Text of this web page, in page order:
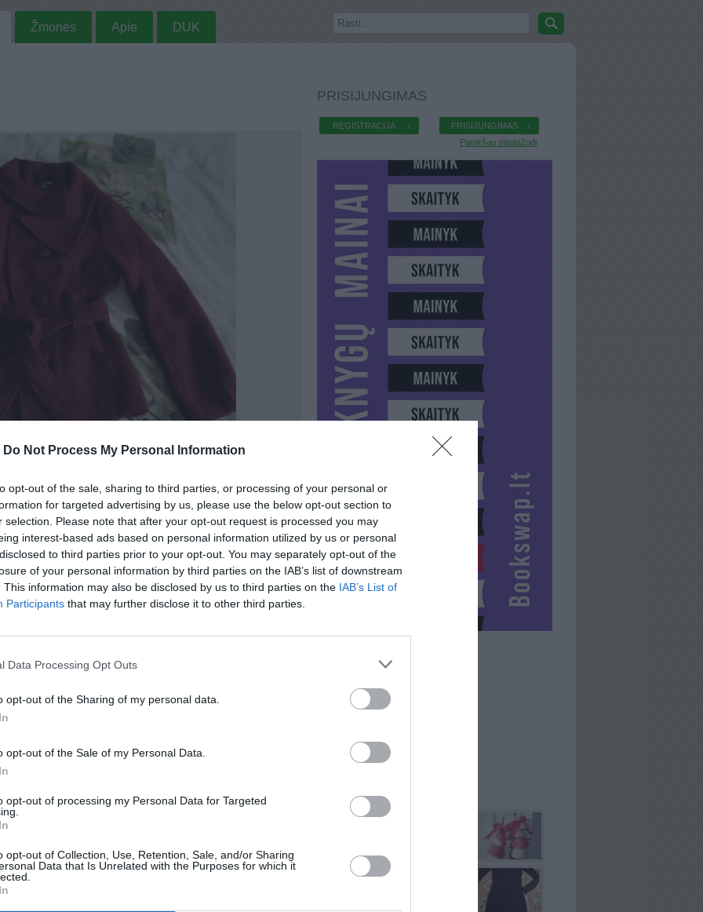
Do Not Process My Personal Information
opt-out of the sale, sharing to third parties, or processing of your personal or
for targeted advertising by us, please use the below opt-out section to
selection. Please note that after your opt-out request is processed you may
interest-based ads based on personal information utilized by us or personal
to third parties prior to your opt-out. You may separately opt-out of the
of your personal information by third parties on the IAB’s list of downstream
This information may also be disclosed by us to third parties on the IAB’s List of
Participants that may further disclose it to other third parties.
Data Processing Opt Outs
opt-out of the Sharing of my personal data.
opt-out of the Sale of my Personal Data.
opt-out of processing my Personal Data for Targeted
opt-out of Collection, Use, Retention, Sale, and/or Sharing
Data that Is Unrelated with the Purposes for which it
Žmonės Apie DUK
MIESTASVilnius
prie
jis
galiu ir labai nebrangiai parduoti. taip pat būtų šaunu į
PARDUOČIAU UŽ
PRISIJUNGIMAS
REGISTRACIJA
PRISIJUNGIMAS
Pamiršau slaptažodį
VYŠNELĖ
ATLIKO MAINŲ
: 32
DAUGIAU DAIKTŲ